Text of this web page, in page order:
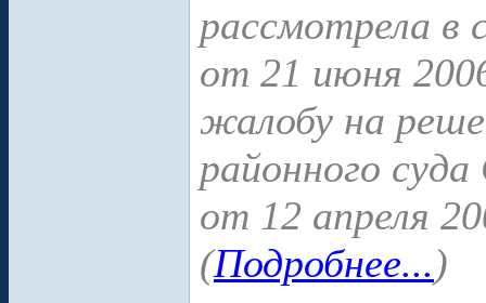
рассмотрела в
от 21 июня
жалобу на
районного
от 12 апреля
(Подробнее...)